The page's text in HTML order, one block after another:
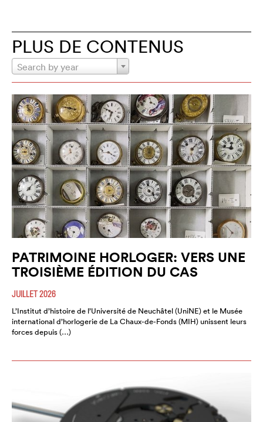
PLUS DE CONTENUS
Search by year
PATRIMOINE HORLOGER: VERS UNE
TROISIÈME ÉDITION DU CAS
JUILLET 2026
L’Institut d’histoire de l’Université de Neuchâtel (UniNE) et le Musée
international d’horlogerie de La Chaux-de-Fonds (MIH) unissent leurs
forces depuis (…)